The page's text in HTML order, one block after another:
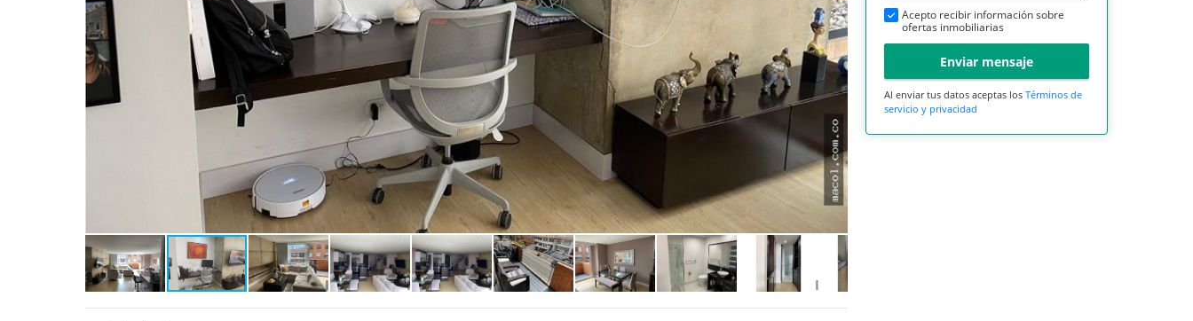
Acepto recibir información sobre
ofertas inmobiliarias
Enviar mensaje
Al enviar tus datos aceptas los Términos de
servicio y privacidad